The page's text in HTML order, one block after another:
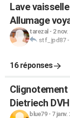
Lave
Allumage
tarezal - 2 nov.
stf_jpd87-
16 réponses
Dietriech
blue79- 7 janv.